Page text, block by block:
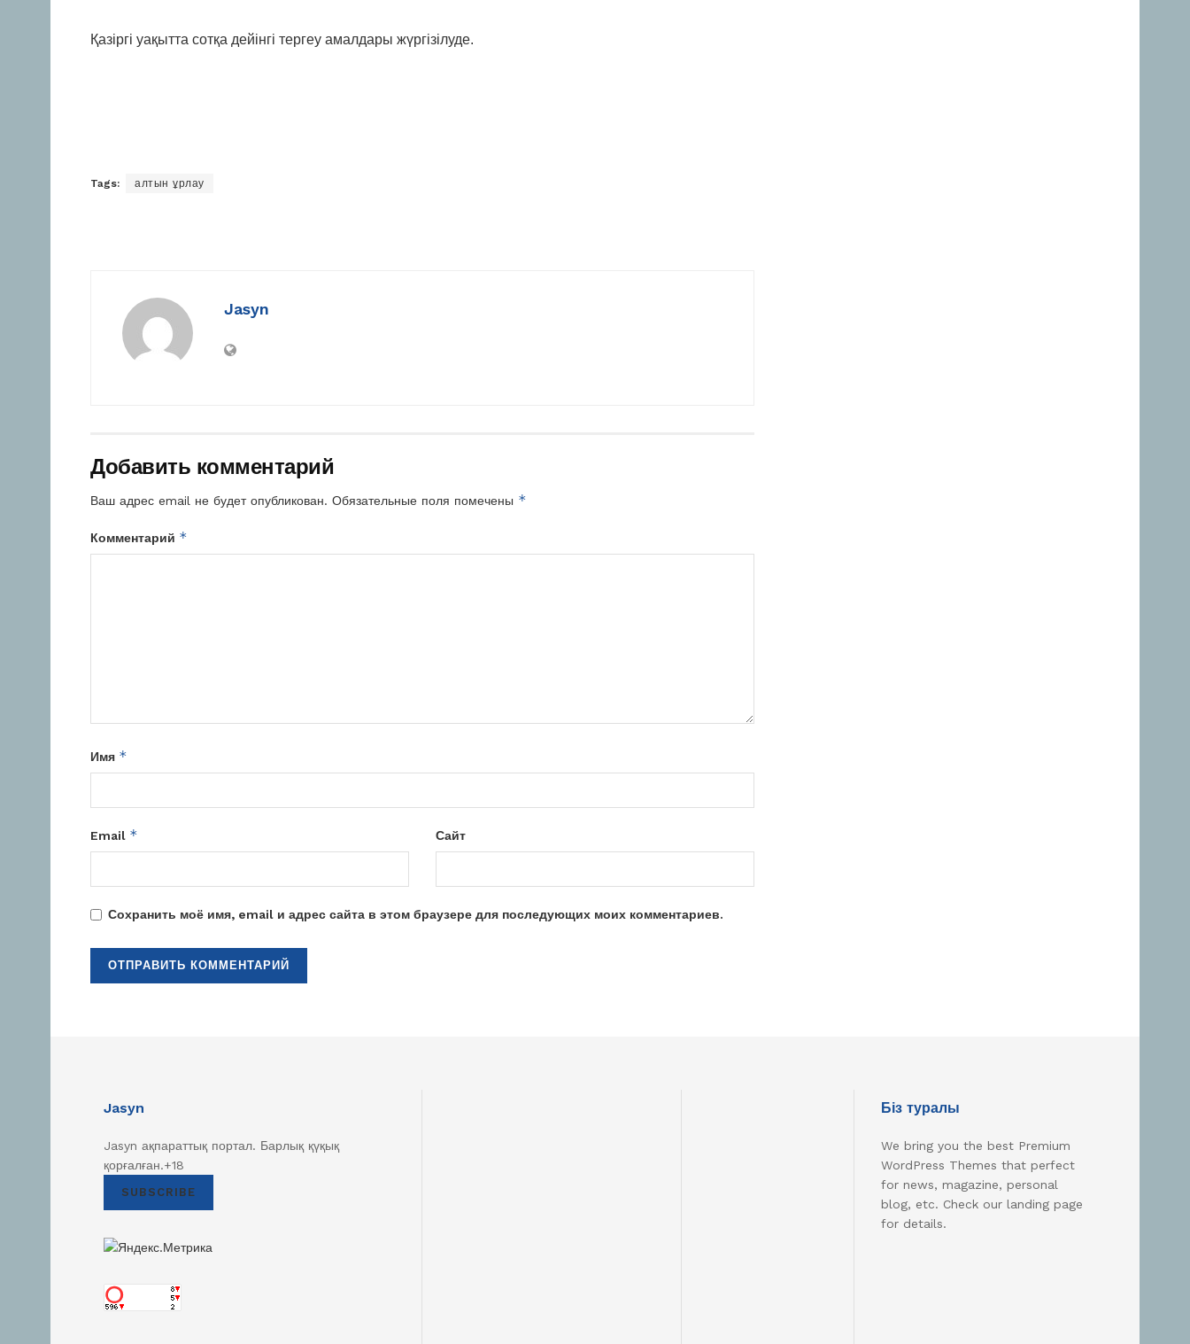
Қазіргі уақытта сотқа дейінгі тергеу амалдары жүргізілуде.
Tags: алтын ұрлау
Jasyn
Добавить комментарий
Ваш адрес email не будет опубликован. Обязательные поля помечены *
Комментарий *
Имя *
Email * Сайт
Сохранить моё имя, email и адрес сайта в этом браузере для последующих моих комментариев.
Jasyn
Jasyn ақпараттық портал. Барлық қүқық
қорғалған.+18
SUBSCRIBE
Біз туралы
We bring you the best Premium
WordPress Themes that perfect
for news, magazine, personal
blog, etc. Check our landing page
for details.